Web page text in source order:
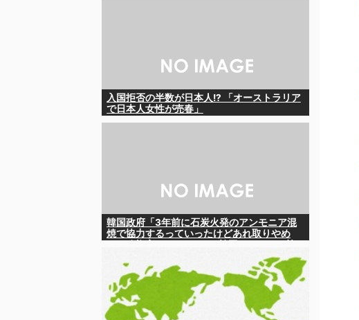
入国拒否の半数が日本人!? 「オーストラリア
で日本人女性が売春」
韓国政府「3年前に石炭火発のアンモニア混
焼で協力するっていったけどあれ取りやめ
力ができない理由、これなんですよね